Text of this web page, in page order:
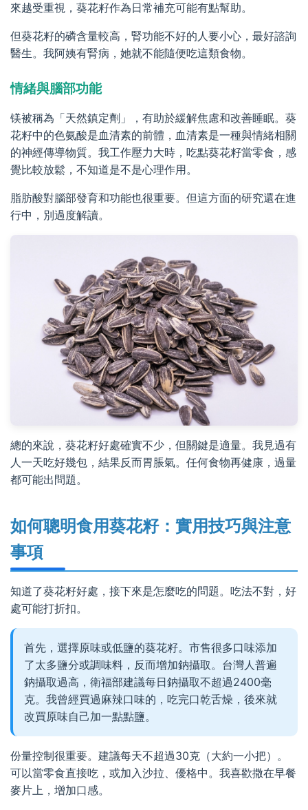
來越受重視，葵花籽作為日常補充可能有點幫助。
但葵花籽的磷含量較高，腎功能不好的人要小心，最好諮詢
醫生。我阿姨有腎病，她就不能隨便吃這類食物。
情緒與腦部功能
镁被稱為「天然鎮定劑」，有助於緩解焦慮和改善睡眠。葵
花籽中的色氨酸是血清素的前體，血清素是一種與情緒相關
的神經傳導物質。我工作壓力大時，吃點葵花籽當零食，感
覺比較放鬆，不知道是不是心理作用。
脂肪酸對腦部發育和功能也很重要。但這方面的研究還在進
行中，別過度解讀。
總的來說，葵花籽好處確實不少，但關鍵是適量。我見過有
人一天吃好幾包，結果反而胃脹氣。任何食物再健康，過量
都可能出問題。
如何聰明食用葵花籽：實用技巧與注意
事項
知道了葵花籽好處，接下來是怎麼吃的問題。吃法不對，好
處可能打折扣。
首先，選擇原味或低鹽的葵花籽。市售很多口味添加
了太多鹽分或調味料，反而增加鈉攝取。台灣人普遍
鈉攝取過高，衛福部建議每日鈉攝取不超過2400毫
克。我曾經買過麻辣口味的，吃完口乾舌燥，後來就
改買原味自己加一點點鹽。
份量控制很重要。建議每天不超過30克（大約一小把）。
可以當零食直接吃，或加入沙拉、優格中。我喜歡撒在早餐
麥片上，增加口感。